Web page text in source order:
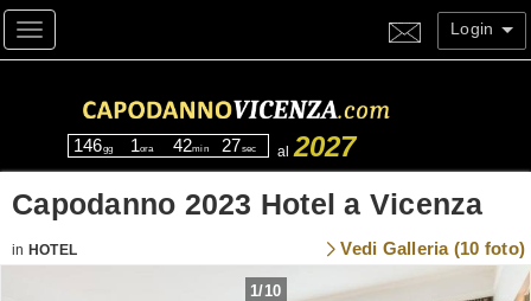
Toggle navigation Login
146gg 1ora 42min 27sec al 2027
Capodanno 2023 Hotel a Vicenza
in HOTEL Vedi Galleria (10 foto)
1/10